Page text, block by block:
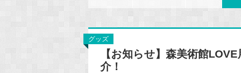
グッズ
【お知らせ】森美術館
介！